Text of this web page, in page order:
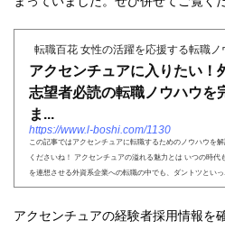
転職百花 女性の活躍を応援する転職ノ
アクセンチュアに入りたい！
志望者必読の転職ノウハウを
ま...
https://www.l-boshi.com/1130
この記事ではアクセンチュアに転職するためのノウハウを
くださいね！ アクセンチュアの溢れる魅力とは いつの時代
を連想させる外資系企業への転職の中でも、ダントツといっ
アクセンチュアの経験者採用情報を